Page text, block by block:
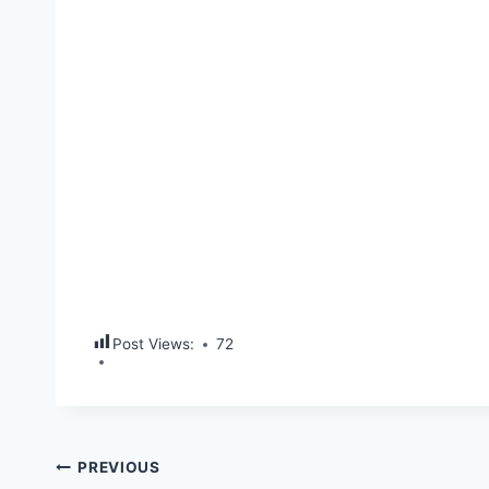
Post Views: 72
Post
PREVIOUS